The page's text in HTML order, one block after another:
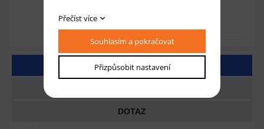
DETAILNÍ POPIS
DOTAZ
Přečíst více
Souhlasím a pokračovat
Přizpůsobit nastavení